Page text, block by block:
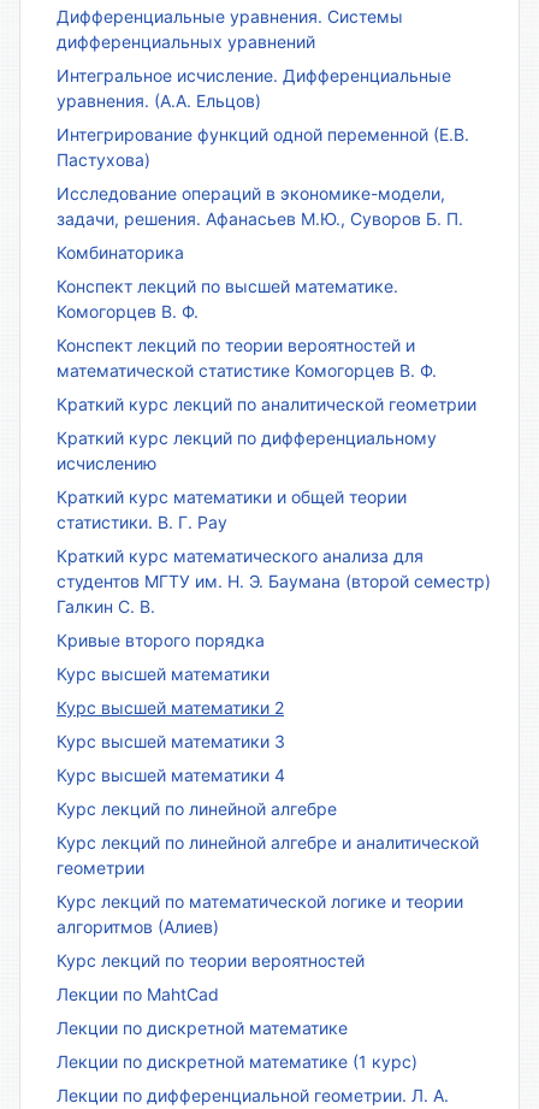
Дифференциальные уравнения. Системы
дифференциальных уравнений
Интегральное исчисление. Дифференциальные
уравнения. (А.А. Ельцов)
Интегрирование функций одной переменной (Е.В.
Пастухова)
Исследование операций в экономике-модели,
задачи, решения. Афанасьев М.Ю., Суворов Б. П.
Комбинаторика
Конспект лекций по высшей математике.
Комогорцев В. Ф.
Конспект лекций по теории вероятностей и
математической статистике Комогорцев В. Ф.
Краткий курс лекций по аналитической геометрии
Краткий курс лекций по дифференциальному
исчислению
Краткий курс математики и общей теории
статистики. В. Г. Рау
Краткий курс математического анализа для
студентов МГТУ им. Н. Э. Баумана (второй семестр)
Галкин С. В.
Кривые второго порядка
Курс высшей математики
Курс высшей математики 2
Курс высшей математики 3
Курс высшей математики 4
Курс лекций по линейной алгебре
Курс лекций по линейной алгебре и аналитической
геометрии
Курс лекций по математической логике и теории
алгоритмов (Алиев)
Курс лекций по теории вероятностей
Лекции по MahtCad
Лекции по дискретной математике
Лекции по дискретной математике (1 курс)
Лекции по дифференциальной геометрии. Л. А.